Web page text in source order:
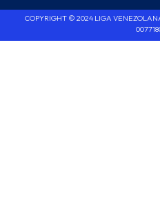
COPYRIGHT © 2024 LIGA